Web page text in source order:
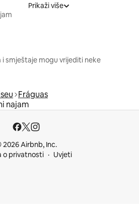
Prikaži više
smještaje mogu vrijediti neke
Fráguas
najam
2026 Airbnb, Inc.
o privatnosti
Uvjeti